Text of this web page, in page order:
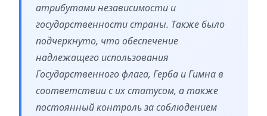
атрибутами независимости и
государственности страны. Также было
подчеркнуто, что обеспечение
надлежащего использования
Государственного флага, Герба и Гимна в
соответствии с их статусом, а также
постоянный контроль за соблюдением